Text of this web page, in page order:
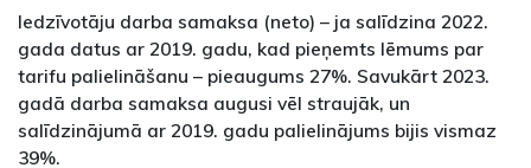
Iedzīvotāju darba samaksa (neto) – ja salīdzina 2022.
gada datus ar 2019. gadu, kad pieņemts lēmums par
tarifu palielināšanu – pieaugums 27%. Savukārt 2023.
gadā darba samaksa augusi vēl straujāk, un
salīdzinājumā ar 2019. gadu palielinājums bijis vismaz
39%.